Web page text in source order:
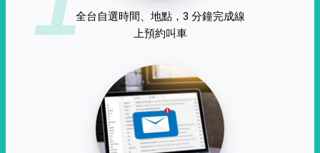
全台自選時間、地點，3 分鐘完成線
上預約叫車